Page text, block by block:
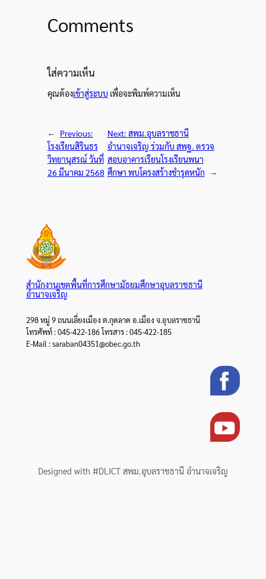
Comments
ใส่ความเห็น
คุณต้องเข้าสู่ระบบ เพื่อจะพิมพ์ความเห็น
←
Previous:
โรงเรียนสิรินธร
วิทยานุสรณ์ วันที่
26 มีนาคม 2568
Next: สพม.อุบลราชธานี
อำนาจเจริญ ร่วมกับ สพฐ. ตรวจ
สอบอาคารเรียนโรงเรียนพนา
ศึกษา พบโครงสร้างชำรุดหนัก
→
สำนักงานเขตพื้นที่การศึกษามัธยมศึกษาอุบลราชธานี
อำนาจเจริญ
298 หมู่ 9 ถนนเลี่ยงเมือง ต.กุดลาด อ.เมือง จ.อุบลราชธานี
โทรศัพท์ : 045-422-186 โทรสาร : 045-422-185
E-Mail : saraban04351@obec.go.th
Designed with #DLICT สพม.อุบลราชธานี อำนาจเจริญ